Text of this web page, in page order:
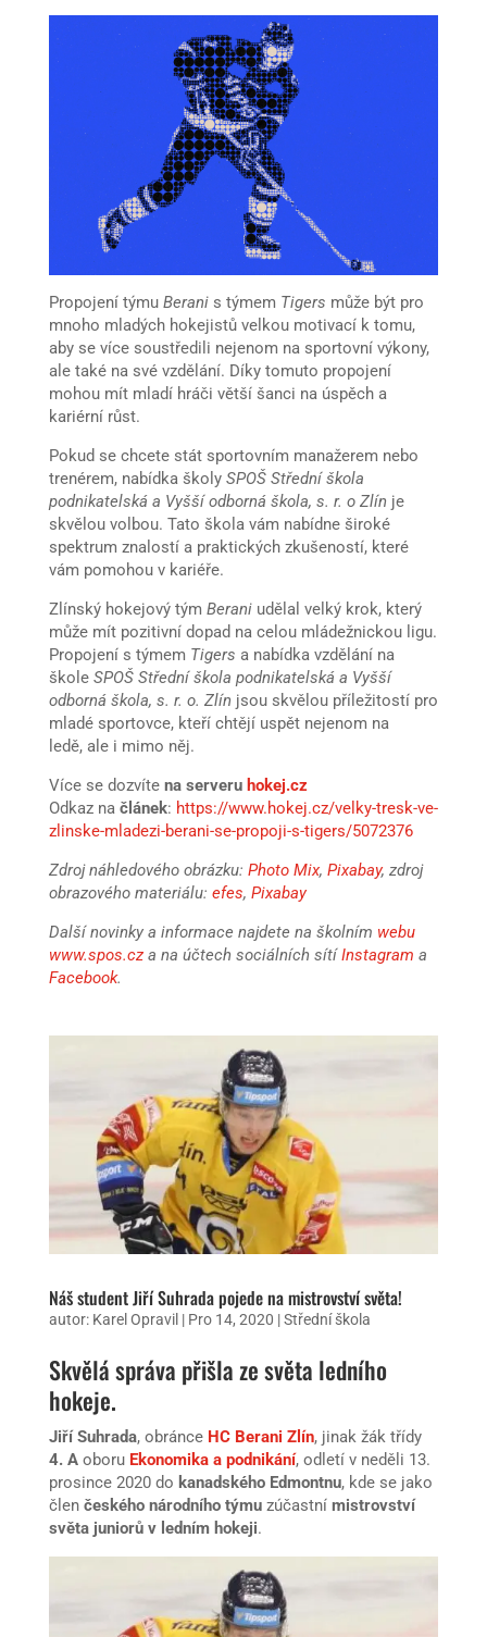
Propojení týmu Beranis týmem Tigers může být pro
mnoho mladých hokejistů velkou motivací k tomu,
aby se více soustředili nejenom na sportovní výkony,
ale také na své vzdělání. Díky tomuto propojení
mohou mít mladí hráči větší šanci na úspěch a
kariérní růst.
Pokud se chcete stát sportovním manažerem nebo
trenérem, nabídka školy SPOŠ Střední škola
podnikatelská a Vyšší odborná škola, s. r. o Zlín je
skvělou volbou. Tato škola vám nabídne široké
spektrum znalostí a praktických zkušeností, které
vám pomohou v kariéře.
Zlínský hokejový tým Beraniudělal velký krok, který
může mít pozitivní dopad na celou mládežnickou ligu.
Propojení s týmem Tigers a nabídka vzdělání na
škole SPOŠ Střední škola podnikatelská a Vyšší
odborná škola, s. r. o. Zlín jsou skvělou příležitostí pro
mladé sportovce, kteří chtějí uspět nejenom na
ledě, ale i mimo něj.
Více se dozvíte na serveru hokej.cz
Odkaz na článek: https://www.hokej.cz/velky-tresk-ve-
zlinske-mladezi-berani-se-propoji-s-tigers/5072376
Zdroj náhledového obrázku: Photo Mix, Pixabay, zdroj
obrazového materiálu: efes, Pixabay
Další novinky a informace najdete na školním webu
www.spos.cza na účtech sociálních sítíInstagram a
Facebook.
Náš student Jiří Suhrada pojede na mistrovství světa!
autor: Karel Opravil | Pro 14, 2020 |Střední škola
Skvělá správa přišla ze světa ledního
hokeje.
Jiří Suhrada, obránce HC Berani Zlín, jinak žák třídy
4. Aoboru Ekonomika a podnikání, odletí v neděli 13.
prosince 2020 do kanadského Edmontnu, kde se jako
člen českého národního týmuzúčastní mistrovství
světa juniorů v ledním hokeji.